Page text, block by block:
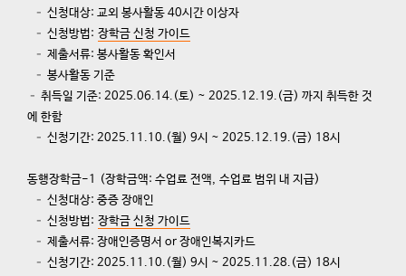
– 신청대상: 교외 봉사활동 40시간 이상자
– 신청방법: 장학금 신청 가이드
– 제출서류: 봉사활동 확인서
– 봉사활동 기준
– 취득일 기준: 2025.06.14.(토) ~ 2025.12.19.(금) 까지 취득한 것
에 한함
– 신청기간: 2025.11.10.(월) 9시 ~ 2025.12.19.(금) 18시
동행장학금-1 (장학금액: 수업료 전액, 수업료 범위 내 지급)
– 신청대상: 중증 장애인
– 신청방법: 장학금 신청 가이드
– 제출서류: 장애인증명서 or 장애인복지카드
– 신청기간: 2025.11.10.(월) 9시 ~ 2025.11.28.(금) 18시